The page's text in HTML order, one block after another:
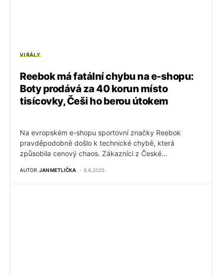
VIRÁLY
Reebok má fatální chybu na e-shopu:
Boty prodává za 40 korun místo
tisícovky, Češi ho berou útokem
Na evropském e-shopu sportovní značky Reebok
pravděpodobně došlo k technické chybě, která
způsobila cenový chaos. Zákazníci z České…
AUTOR JAN METLIČKA 8.6.2025